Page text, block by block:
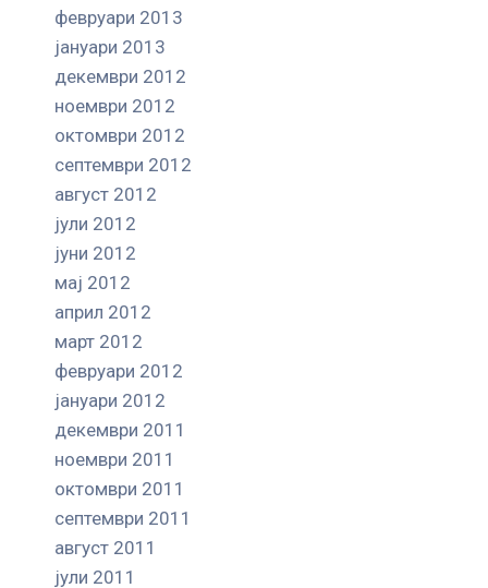
февруари 2013
јануари 2013
декември 2012
ноември 2012
октомври 2012
септември 2012
август 2012
јули 2012
јуни 2012
мај 2012
април 2012
март 2012
февруари 2012
јануари 2012
декември 2011
ноември 2011
октомври 2011
септември 2011
август 2011
јули 2011